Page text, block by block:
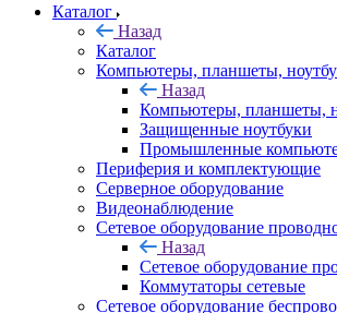
Каталог
Назад
Каталог
Компьютеры, планшеты,
Назад
Компьютеры, планшеты,
Защищенные ноутбуки
Промышленные
Периферия и комплектующие
Серверное оборудование
Видеонаблюдение
Сетевое оборудование
Назад
Сетевое оборудование
Коммутаторы сетевые
Сетевое оборудование